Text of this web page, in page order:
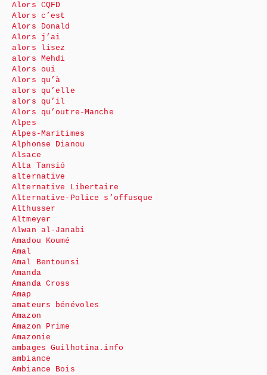
Alors CQFD
Alors c’est
Alors Donald
Alors j’ai
alors lisez
alors Mehdi
Alors oui
Alors qu’à
alors qu’elle
alors qu’il
Alors qu’outre-Manche
Alpes
Alpes-Maritimes
Alphonse Dianou
Alsace
Alta Tansió
alternative
Alternative Libertaire
Alternative-Police s’offusque
Althusser
Altmeyer
Alwan al-Janabi
Amadou Koumé
Amal
Amal Bentounsi
Amanda
Amanda Cross
Amap
amateurs bénévoles
Amazon
Amazon Prime
Amazonie
ambages Guilhotina.info
ambiance
Ambiance Bois